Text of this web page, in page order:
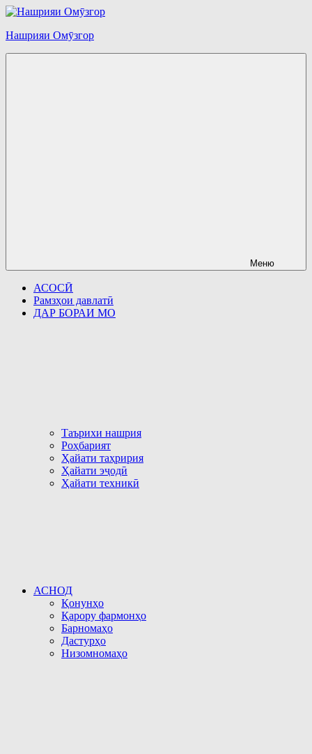
Перейти
содержимому
Нашрияи Омӯзгор
Меню
АСОСӢ
Рамзҳои давлатӣ
ДАР БОРАИ МО
Таърихи нашрия
Роҳбарият
Ҳайати таҳририя
Ҳайати эҷодӣ
Ҳайати техникӣ
АСНОД
Қонунҳо
Қарору фармонҳо
Барномаҳо
Дастурҳо
Низомномаҳо